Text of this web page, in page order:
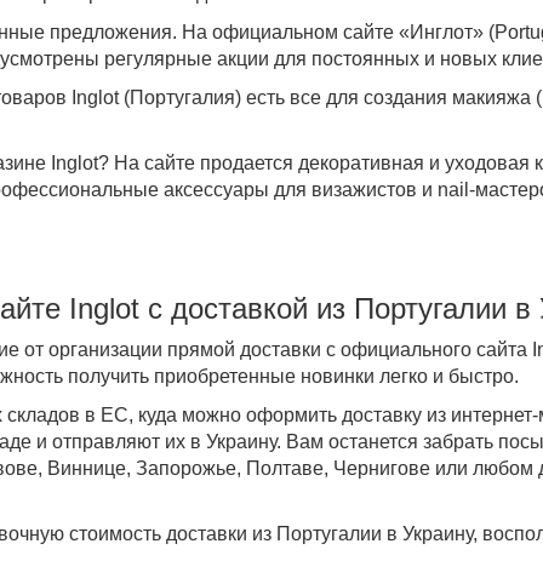
предложения. На официальном сайте «Инглот»
регулярные акции для постоянных и новых
Inglot (Португалия) есть все для создания макияжа
Inglot? На сайте продается декоративная и уходовая
аксессуары для визажистов и nail-
Inglot с доставкой из Португалии в
от организации прямой доставки с официального сайта
получить приобретенные новинки легко и быстро.
в ЕС, куда можно оформить доставку из
и отправляют их в Украину. Вам останется забрать
Виннице, Запорожье, Полтаве, Чернигове или любом
стоимость доставки из Португалии в Украину,